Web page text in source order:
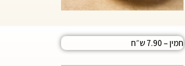
חמין – 7.90 ש״ח